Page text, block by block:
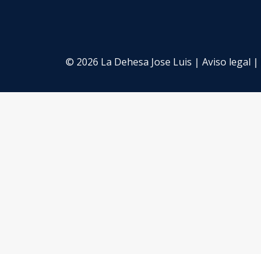
© 2026 La Dehesa Jose Luis | Aviso legal |